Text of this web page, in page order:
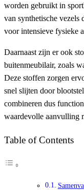
worden gebruikt in
van synthetische vezels
voor intensieve fysieke
Daarnaast zijn er ook
buitenmeubilair, zoals
Deze stoffen zorgen
snel slijten door
combineren dus
waardevolle aanvulling
Table of Contents